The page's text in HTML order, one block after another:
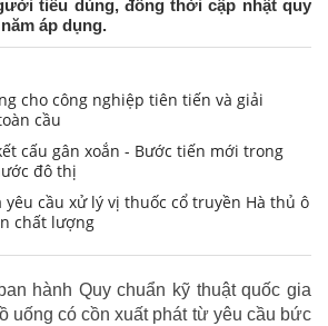
tiêu dùng, đồng thời cập nhật quy
áp dụng.
cho công nghiệp tiên tiến và giải
cầu
cấu gân xoắn - Bước tiến mới trong
đô thị
yêu cầu xử lý vị thuốc cổ truyền Hà thủ ô
chất lượng
hành Quy chuẩn kỹ thuật quốc gia
uống có cồn xuất phát từ yêu cầu bức